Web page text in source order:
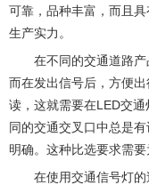
可靠，品种丰富，而且
生产实力。
在不同的交通道路产
而在发出信号后，方便
读，这就需要在LED交
同的交通交叉口中总是
明确。这种比选要求需
在使用交通信号灯的